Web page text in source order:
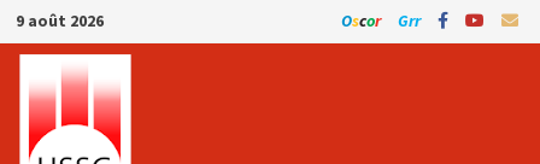
Passer
au
contenu
9 août 2026 Oscor Grr